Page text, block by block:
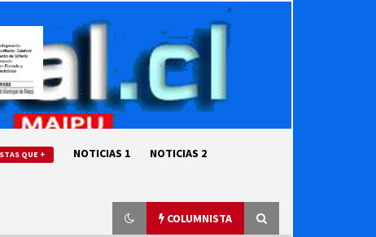
QUE + NOTICIAS 1 NOTICIAS 2
COLUMNISTA